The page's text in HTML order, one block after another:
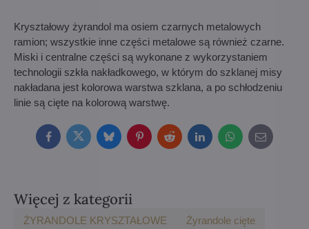
Kryształowy żyrandol ma osiem czarnych metalowych
ramion; wszystkie inne części metalowe są również czarne.
Miski i centralne części są wykonane z wykorzystaniem
technologii szkła nakładkowego, w którym do szklanej misy
nakładana jest kolorowa warstwa szklana, a po schłodzeniu
linie są cięte na kolorową warstwę.
FacebookTwitterBlueskyPinterestRedditLinkedInWhatsApp
E-
mail
Więcej z kategorii
ŻYRANDOLE KRYSZTAŁOWE Żyrandole cięte